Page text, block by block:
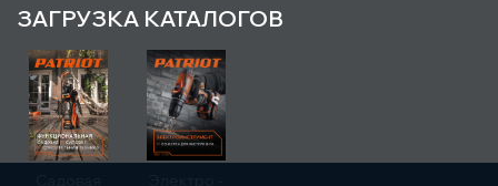
ЗАГРУЗКА КАТАЛОГОВ